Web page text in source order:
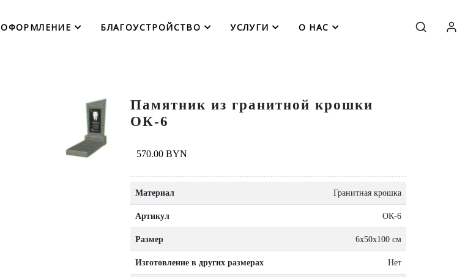
ОФОРМЛЕНИЕ БЛАГОУСТРОЙСТВО УСЛУГИ О НАС
Памятник из гранитной крошки
ОК-6
570.00 BYN
Материал Гранитная крошка
Артикул ОК-6
Размер 6x50x100 см
Изготовление в других размерах Нет